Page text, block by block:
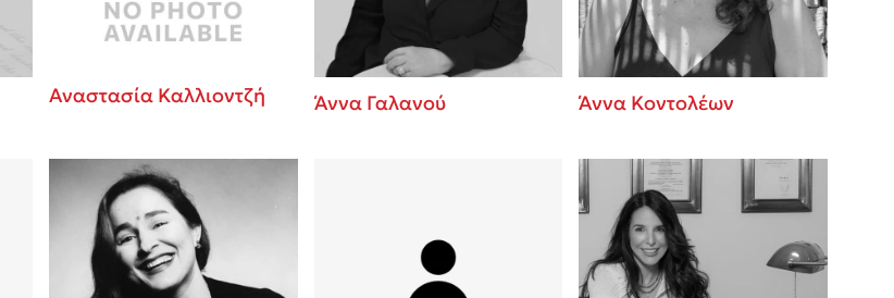
Αναστασία Καλλιοντζή Άννα Γαλανού Άννα Κοντολέων